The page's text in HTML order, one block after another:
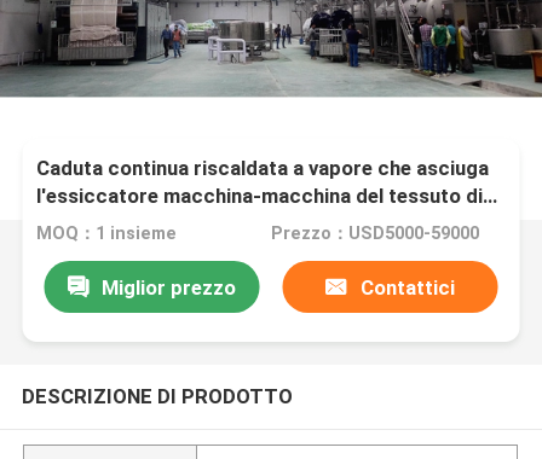
Caduta continua riscaldata a vapore che asciuga
l'essiccatore macchina-macchina del tessuto di
rifinitura dell'asciugamano
MOQ：1 insieme Prezzo：USD5000-59000
Miglior prezzo Contattici
DESCRIZIONE DI PRODOTTO